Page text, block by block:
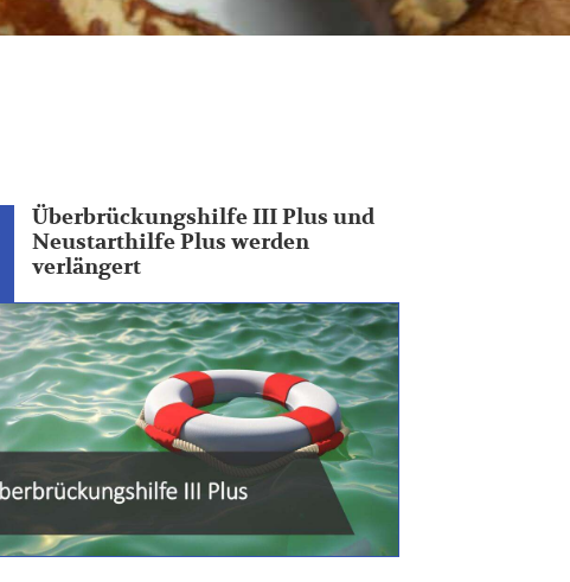
Überbrückungshilfe III Plus und
Neustarthilfe Plus werden
verlängert